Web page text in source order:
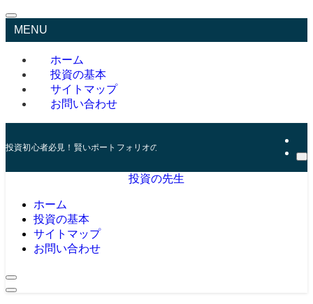
MENU
ホーム
投資の基本
サイトマップ
お問い合わせ
投資初心者必見！賢いポートフォリオの組み方とリスク管理の秘訣
投資の先生
ホーム
投資の基本
サイトマップ
お問い合わせ